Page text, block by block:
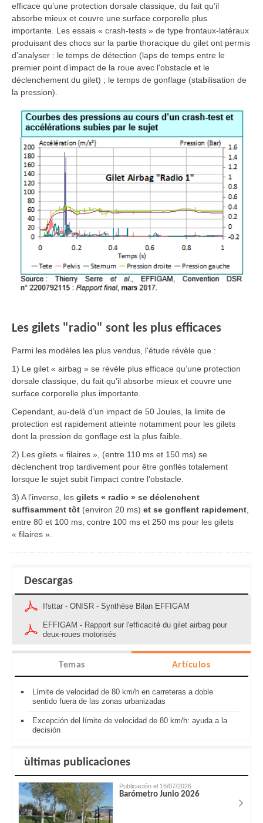
efficace qu’une protection dorsale classique, du fait qu’il
absorbe mieux et couvre une surface corporelle plus
importante. Les essais « crash-tests » de type frontaux-latéraux
produisant des chocs sur la partie thoracique du gilet ont permis
d’analyser : le temps de détection (laps de temps entre le
premier point d’impact de la roue avec l'obstacle et le
déclenchement du gilet) ; le temps de gonflage (stabilisation de
la pression).
Les gilets "radio" sont les plus efficaces
Parmi les modèles les plus vendus, l'étude révèle que :
1) Le gilet « airbag » se révèle plus efficace qu’une protection
dorsale classique, du fait qu’il absorbe mieux et couvre une
surface corporelle plus importante.
Cependant, au-delà d’un impact de 50 Joules, la limite de
protection est rapidement atteinte notamment pour les gilets
dont la pression de gonflage est la plus faible.
2) Les gilets « filaires », (entre 110 ms et 150 ms) se
déclenchent trop tardivement pour être gonflés totalement
lorsque le sujet subit l'impact contre l’obstacle.
3) A l’inverse, les gilets « radio » se déclenchent
suffisamment tôt (environ 20 ms) et se gonflent rapidement
entre 80 et 100 ms, contre 100 ms et 250 ms pour les gilets
« filaires ».
Descargas
Ifsttar - ONISR - Synthèse Bilan EFFIGAM
EFFIGAM - Rapport sur l'efficacité du gilet airbag pour
deux-roues motorisés
Temas Artículos
Límite de velocidad de 80 km/h en carreteras a doble
sentido fuera de las zonas urbanizadas
Excepción del límite de velocidad de 80 km/h: ayuda a la
decisión
ùltimas publicaciones
Publicación el 16/07/2026
Barómetro Junio 2026